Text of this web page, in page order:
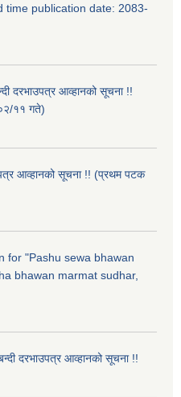
time publication date: 2083-
दरभाउपत्र आव्हानको सूचना !!
११ गते)
आव्हानको सूचना !! (प्रथम पटक
for "Pashu sewa bhawan
bhawan marmat sudhar,
दरभाउपत्र आव्हानको सूचना !!